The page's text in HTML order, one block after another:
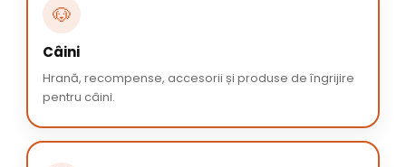
🐶
Câini
Hrană, recompense, accesorii și produse de îngrijire
pentru câini.